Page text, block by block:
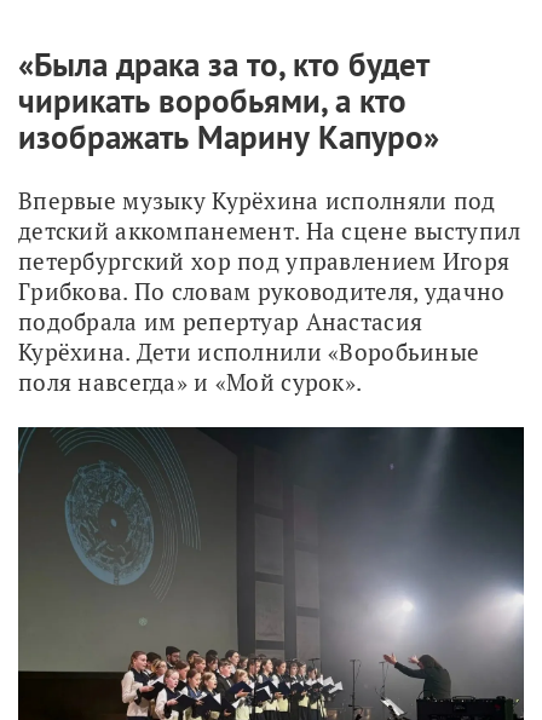
«Была драка за то, кто будет
чирикать воробьями, а кто
изображать Марину Капуро»
Впервые музыку Курёхина исполняли под
детский аккомпанемент. На сцене выступил
петербургский хор под управлением Игоря
Грибкова. По словам руководителя, удачно
подобрала им репертуар Анастасия
Курёхина. Дети исполнили «Воробьиные
поля навсегда» и «Мой сурок».